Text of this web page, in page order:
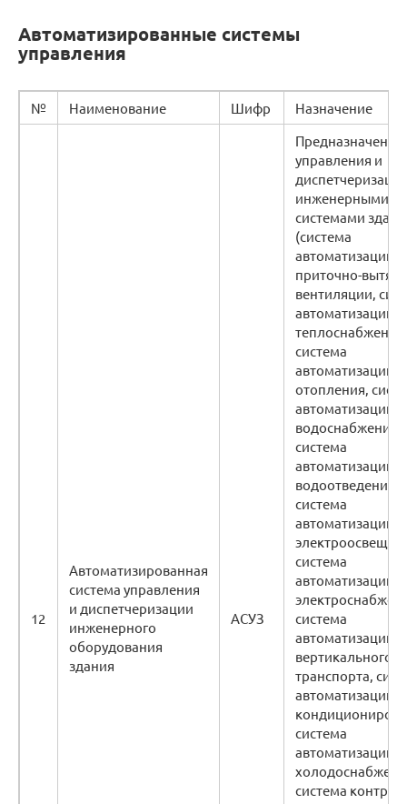
Автоматизированные системы
управления
№ Наименование Шифр Назначение
12
Автоматизированная
система управления
и диспетчеризации
инженерного
оборудования
здания
АСУЗ
Предназначена
управления и
инженерными
системами
(система
автоматизации
приточно-
вентиляции,
автоматизации
теплоснабжения,
система
автоматизации
отопления,
автоматизации
водоснабжения,
система
автоматизации
водоотведения,
система
автоматизации
система
автоматизации
система
автоматизации
вертикального
транспорта,
автоматизации
система
автоматизации
система